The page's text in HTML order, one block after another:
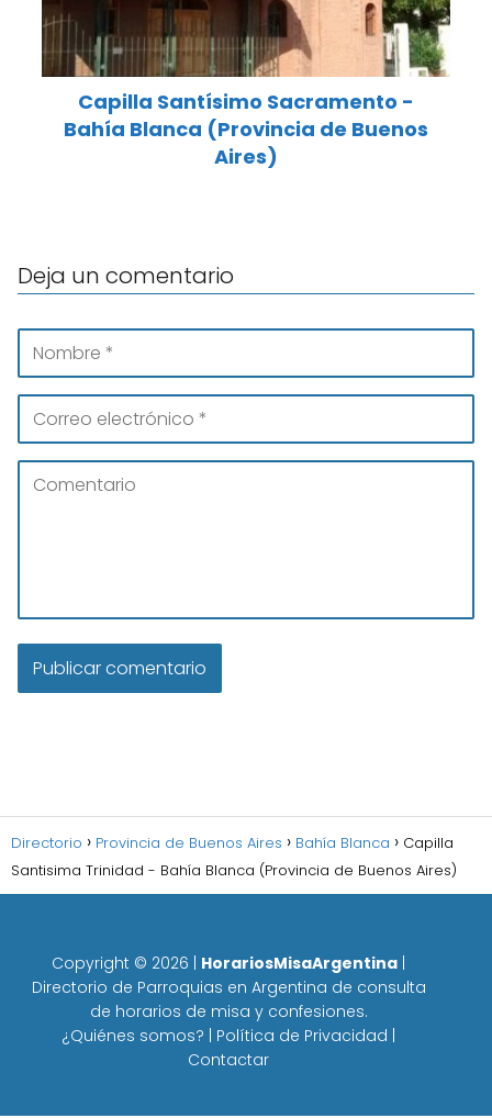
Capilla Santísimo Sacramento -
Bahía Blanca (Provincia de Buenos
Aires)
Deja un comentario
Directorio Provincia de Buenos Aires Bahía Blanca
Capilla
Santisima Trinidad - Bahía Blanca (Provincia de Buenos Aires)
Copyright © 2026 HorariosMisaArgentina
Directorio de Parroquias en Argentina de consulta
de horarios de misa y confesiones.
¿Quiénes somos?
Política de Privacidad
Contactar